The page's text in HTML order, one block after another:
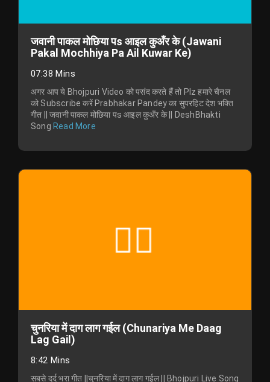
जवानी पाकल मोछिया पs आइल कुअँर के (Jawani
Pakal Mochhiya Pa Ail Kuwar Ke)
07:38 Mins
अगर आप ये Bhojpuri Video को पसंद करते हैं तो Plz हमारे चैनल
को Subscribe करें Prabhakar Pandey का सुपरहिट देश भक्ति
गीत || जवानी पाकल मोछिया पs आइल कुअँर के || DeshBhakti
Song Read More
चुनरिया में दाग लाग गईल (Chunariya Me Daag
Lag Gail)
8:42 Mins
सबसे दर्द भरा गीत ||चुनरिया में दाग लाग गईल || Bhojpuri Live Song